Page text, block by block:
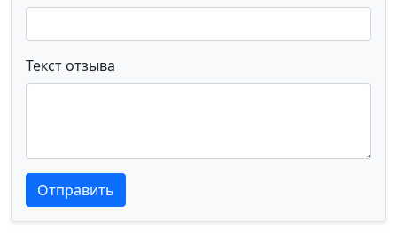
Текст отзыва
Текст отзыва
Текст отзыва
Отправить